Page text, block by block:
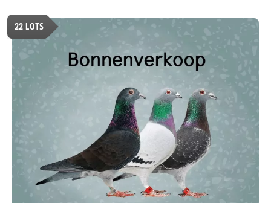
22 LOTS